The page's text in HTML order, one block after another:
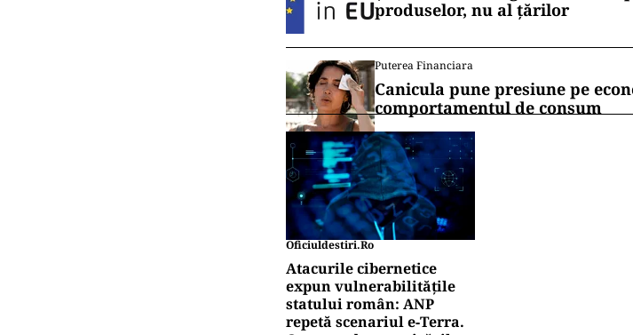
produselor, nu al țărilor
Puterea Financiara
Canicula pune presiune pe
comportamentul de consum
Oficiuldestiri.ro
Atacurile cibernetice
expun vulnerabilitățile
statului român: ANP
repetă scenariul e‑Terra.